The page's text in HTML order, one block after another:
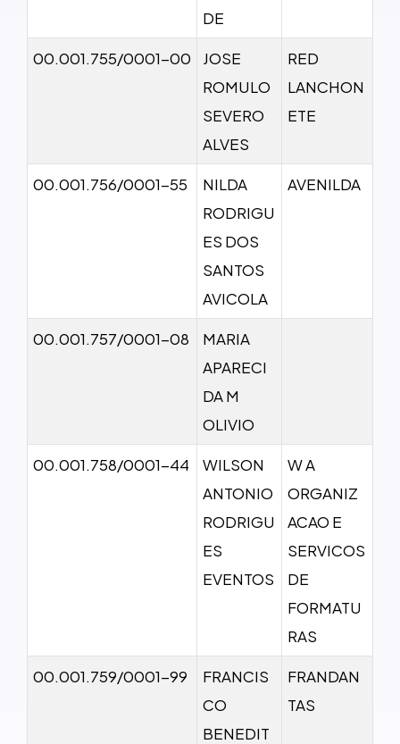
DE
00.001.755/0001-00
JOSE
ROMULO
SEVERO
ALVES
RED
LANCHON
ETE
00.001.756/0001-55
NILDA
RODRIGU
ES DOS
SANTOS
AVICOLA
AVENILDA
00.001.757/0001-08
MARIA
APARECI
DA M
OLIVIO
00.001.758/0001-44
WILSON
ANTONIO
RODRIGU
ES
EVENTOS
W A
ORGANIZ
ACAO E
SERVICOS
DE
FORMATU
RAS
00.001.759/0001-99
FRANCIS
CO
BENEDIT
FRANDAN
TAS